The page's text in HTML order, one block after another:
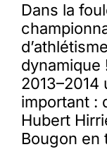
Spiritualité
Membres
L’actu
Nous
Dans la
dynamique
2013–2014
important :
Hubert
Bougon en